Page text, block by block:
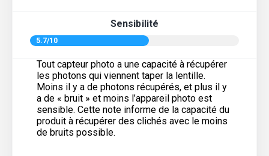
Sensibilité
5.7/10
Tout capteur photo a une capacité à récupérer
les photons qui viennent taper la lentille.
Moins il y a de photons récupérés, et plus il y
a de « bruit » et moins l’appareil photo est
sensible. Cette note informe de la capacité du
produit à récupérer des clichés avec le moins
de bruits possible.